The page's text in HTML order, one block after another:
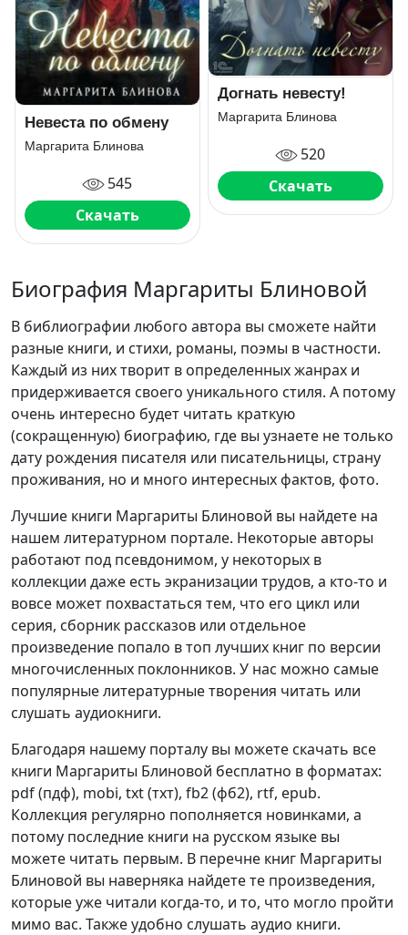
Невеста по обмену
Маргарита Блинова
545
Скачать
Догнать невесту!
Маргарита Блинова
520
Скачать
Биография Маргариты Блиновой
В библиографии любого автора вы сможете найти
разные книги, и стихи, романы, поэмы в частности.
Каждый из них творит в определенных жанрах и
придерживается своего уникального стиля. А потому
очень интересно будет читать краткую
(сокращенную) биографию, где вы узнаете не только
дату рождения писателя или писательницы, страну
проживания, но и много интересных фактов, фото.
Лучшие книги Маргариты Блиновой вы найдете на
нашем литературном портале. Некоторые авторы
работают под псевдонимом, у некоторых в
коллекции даже есть экранизации трудов, а кто-то и
вовсе может похвастаться тем, что его цикл или
серия, сборник рассказов или отдельное
произведение попало в топ лучших книг по версии
многочисленных поклонников. У нас можно самые
популярные литературные творения читать или
слушать аудиокниги.
Благодаря нашему порталу вы можете скачать все
книги Маргариты Блиновой бесплатно в форматах:
pdf (пдф), mobi, txt (тхт), fb2 (фб2), rtf, epub.
Коллекция регулярно пополняется новинками, а
потому последние книги на русском языке вы
можете читать первым. В перечне книг Маргариты
Блиновой вы наверняка найдете те произведения,
которые уже читали когда-то, и то, что могло пройти
мимо вас. Также удобно слушать аудио книги.